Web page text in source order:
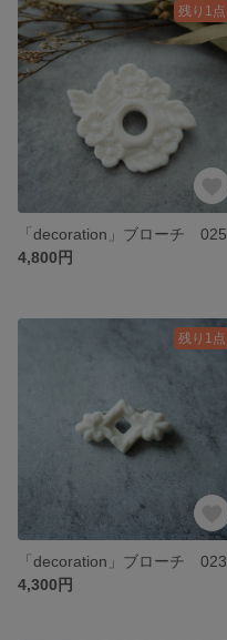
残り1点
「decoration」ブローチ 025
4,800円
残り1点
「decoration」ブローチ 023
4,300円